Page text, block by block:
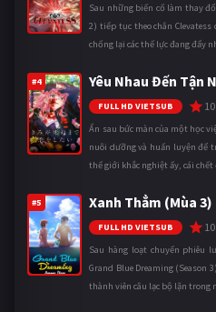
Sau những biến cố làm thay
2) tiếp tục theo chân
chống lại các thế lực đang đẩy
#4 Yêu Nhau Đến Tận
FULL HD VIETSUB 10
Ẩn sau bức màn của một học
nuôi dưỡng và huấn luyện để
thế giới khắc nghiệt ấy, cái
#5 Xanh Thẳm (Mùa 3)
FULL HD VIETSUB 10
Sau hàng loạt chuyến phiêu
Grand Blue Dreaming (Season
thành viên câu lạc bộ lặn trong